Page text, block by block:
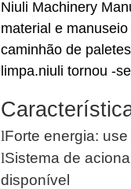
Niuli Machinery
material e
caminhão de
limpa.niuli tornou -
lForte energia:
lSistema de
disponível